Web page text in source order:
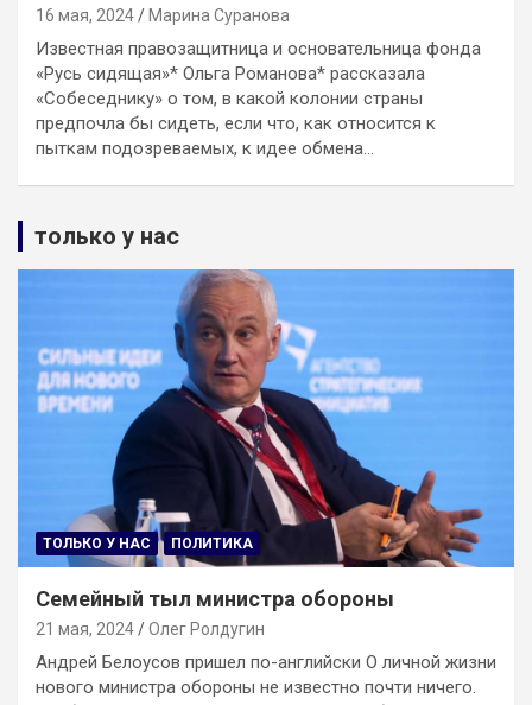
16 мая, 2024 Марина Суранова
Известная правозащитница и основательница фонда
«Русь сидящая»* Ольга Романова* рассказала
«Собеседнику» о том, в какой колонии страны
предпочла бы сидеть, если что, как относится к
пыткам подозреваемых, к идее обмена…
только у нас
ТОЛЬКО У НАС ПОЛИТИКА
Семейный тыл министра обороны
21 мая, 2024 Олег Ролдугин
Андрей Белоусов пришел по-английски О личной жизни
нового министра обороны не известно почти ничего.